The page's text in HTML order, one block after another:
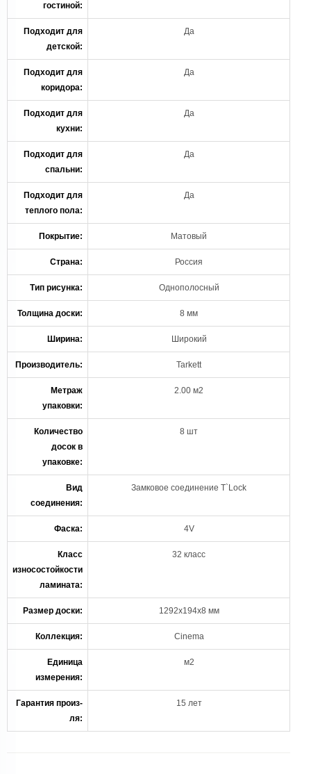
гостиной:
Подходит для
детской:
Да
Подходит для
коридора:
Да
Подходит для
кухни:
Да
Подходит для
спальни:
Да
Подходит для
теплого пола:
Да
Покрытие: Матовый
Страна: Россия
Тип рисунка: Однополосный
Толщина доски: 8 мм
Ширина: Широкий
Производитель: Tarkett
Метраж
упаковки:
2.00 м2
Количество
досок в
упаковке:
8 шт
Вид
соединения:
Замковое соединение T`Lock
Фаска: 4V
Класс
износостойкости
ламината:
32 класс
Размер доски: 1292х194х8 мм
Коллекция: Cinema
Единица
измерения:
м2
Гарантия произ-
ля:
15 лет